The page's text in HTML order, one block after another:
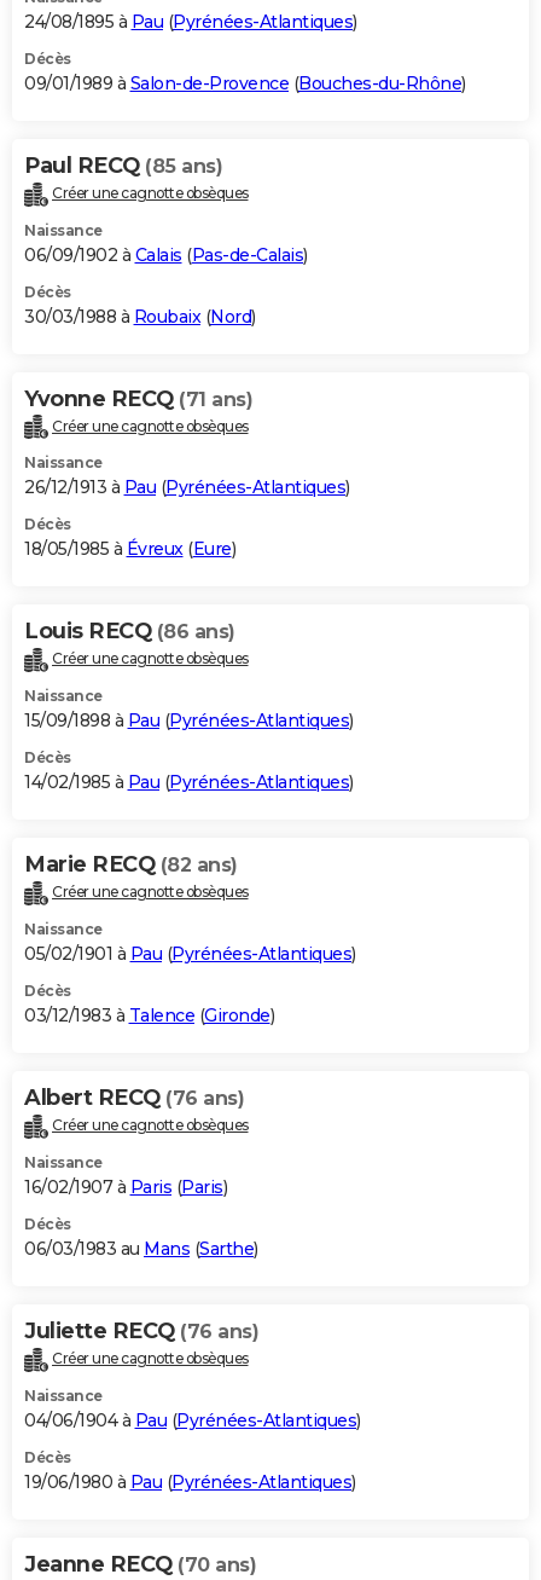
24/08/1895 à Pau (Pyrénées-Atlantiques)
Décès
09/01/1989 à Salon-de-Provence (Bouches-du-Rhône)
Paul RECQ (85 ans)
Créer une cagnotte obsèques
Naissance
06/09/1902 à Calais (Pas-de-Calais)
Décès
30/03/1988 à Roubaix (Nord)
Yvonne RECQ (71 ans)
Créer une cagnotte obsèques
Naissance
26/12/1913 à Pau (Pyrénées-Atlantiques)
Décès
18/05/1985 à Évreux(Eure)
Louis RECQ (86 ans)
Créer une cagnotte obsèques
Naissance
15/09/1898 à Pau (Pyrénées-Atlantiques)
Décès
14/02/1985 à Pau (Pyrénées-Atlantiques)
Marie RECQ (82 ans)
Créer une cagnotte obsèques
Naissance
05/02/1901 à Pau (Pyrénées-Atlantiques)
Décès
03/12/1983 à Talence (Gironde)
Albert RECQ (76 ans)
Créer une cagnotte obsèques
Naissance
16/02/1907 à Paris (Paris)
Décès
06/03/1983 au Mans (Sarthe)
Juliette RECQ (76 ans)
Créer une cagnotte obsèques
Naissance
04/06/1904 à Pau (Pyrénées-Atlantiques)
Décès
19/06/1980 à Pau (Pyrénées-Atlantiques)
Jeanne RECQ (70 ans)